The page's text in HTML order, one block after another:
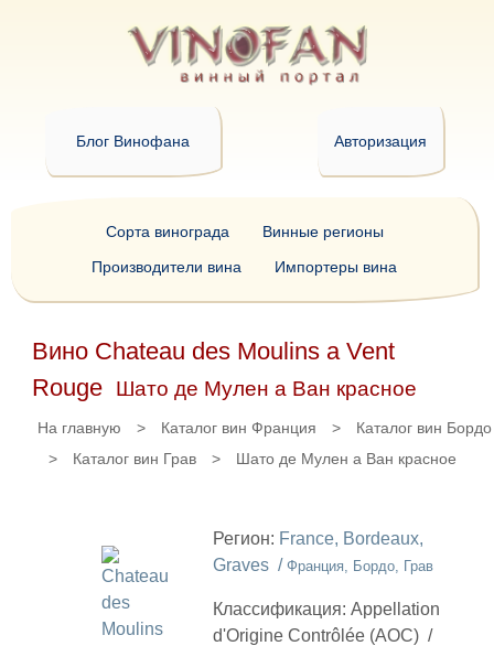
Блог Винофана Авторизация
Вино Chateau des Moulins a Vent
Rouge
Шато де Мулен а Ван красное
На главную > Каталог вин Франция >
Каталог вин Бордо
>
Каталог вин Грав > Шато де Мулен а Ван красное
Регион: France, Bordeaux,
Graves / Франция, Бордо, Грав
Классификация: Appellation
d'Origine Contrôlée (AOC) /
Сорта винограда
Винные регионы
Производители вина
Импортеры вина